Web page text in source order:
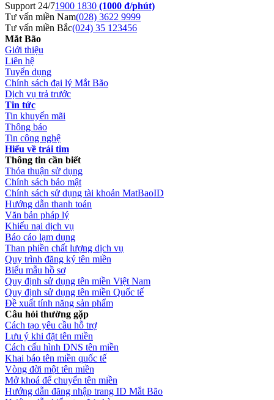
Support 24/71900 1830 (1000 đ/phút)
Tư vấn miền Nam(028) 3622 9999
Tư vấn miền Bắc(024) 35 123456
Mắt Bão
Giới thiệu
Liên hệ
Tuyển dụng
Chính sách đại lý Mắt Bão
Dịch vụ trả trước
Tin tức
Tin khuyến mãi
Thông báo
Tin công nghệ
Hiểu về trái tim
Thông tin cần biết
Thỏa thuận sử dụng
Chính sách bảo mật
Chính sách sử dụng tài khoản MatBaoID
Hướng dẫn thanh toán
Văn bản pháp lý
Khiếu nại dịch vụ
Báo cáo lạm dụng
Than phiền chất lượng dịch vụ
Quy trình đăng ký tên miền
Biểu mẫu hồ sơ
Quy định sử dụng tên miền Việt Nam
Quy định sử dụng tên miền Quốc tế
Đề xuất tính năng sản phẩm
Câu hỏi thường gặp
Cách tạo yêu cầu hỗ trợ
Lưu ý khi đặt tên miền
Cách cấu hình DNS tên miền
Khai báo tên miền quốc tế
Vòng đời một tên miền
Mở khoá để chuyển tên miền
Hướng dẫn đăng nhập trang ID Mắt Bão